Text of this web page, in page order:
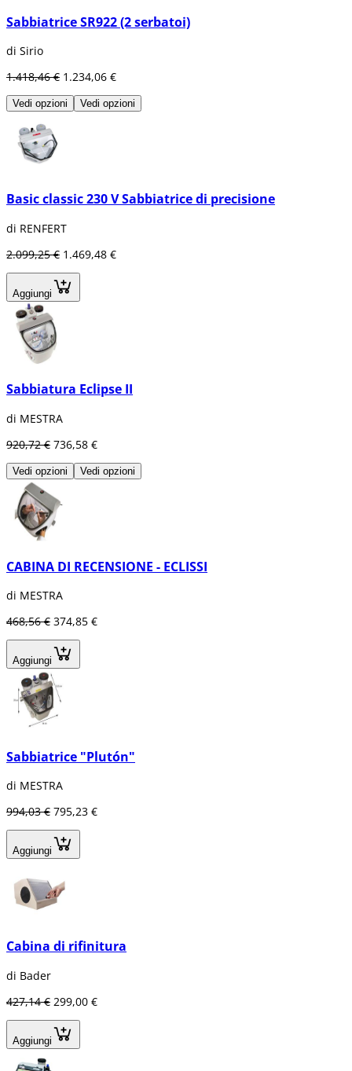
Sabbiatrice SR922 (2 serbatoi)
di Sirio
1.418,46 € 1.234,06 €
Vedi opzioni Vedi opzioni
Basic classic 230 V Sabbiatrice di precisione
di RENFERT
2.099,25 € 1.469,48 €
Aggiungi
Sabbiatura Eclipse II
di MESTRA
920,72 € 736,58 €
Vedi opzioni Vedi opzioni
CABINA DI RECENSIONE - ECLISSI
di MESTRA
468,56 € 374,85 €
Aggiungi
Sabbiatrice "Plutón"
di MESTRA
994,03 € 795,23 €
Aggiungi
Cabina di rifinitura
di Bader
427,14 € 299,00 €
Aggiungi